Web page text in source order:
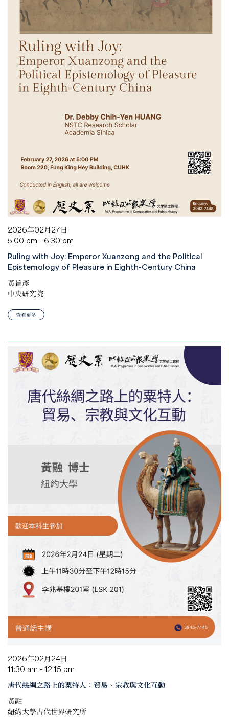
2026年02月27日
5:00 pm - 6:30 pm
Ruling with Joy: Emperor Xuanzong and the Political
Epistemology of Pleasure in Eighth-Century China
黃旨彥
中央研究院
查看更多
2026年02月24日
11:30 am - 12:15 pm
唐代絲綢之路上的粟特人：貿易、宗教與文化互動
黃融
紐約大學古代世界研究所